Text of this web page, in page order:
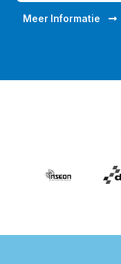
Meer Informatie